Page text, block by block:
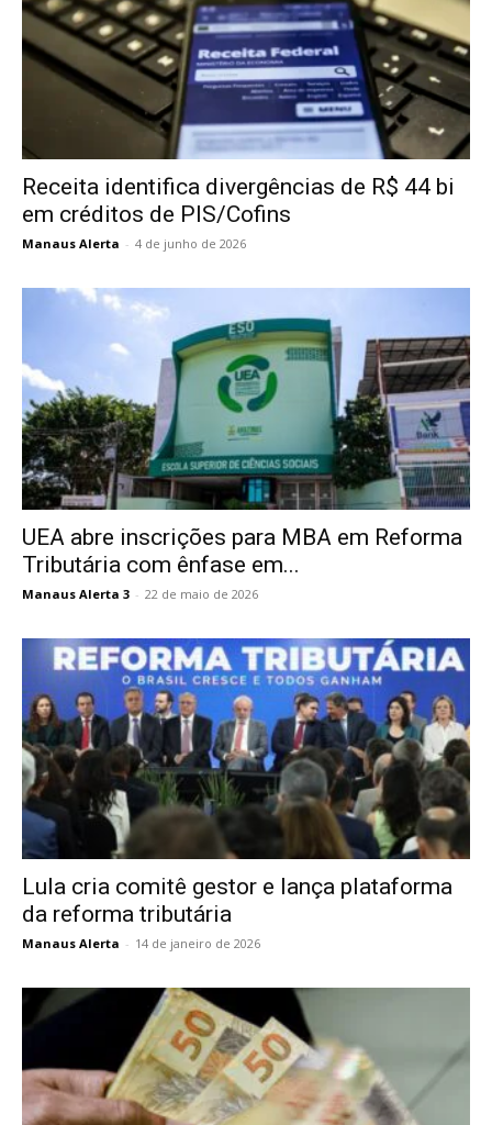
Receita identifica divergências de R$ 44 bi
em créditos de PIS/Cofins
Manaus Alerta - 4 de junho de 2026
UEA abre inscrições para MBA em Reforma
Tributária com ênfase em...
Manaus Alerta 3 - 22 de maio de 2026
Lula cria comitê gestor e lança plataforma
da reforma tributária
Manaus Alerta - 14 de janeiro de 2026